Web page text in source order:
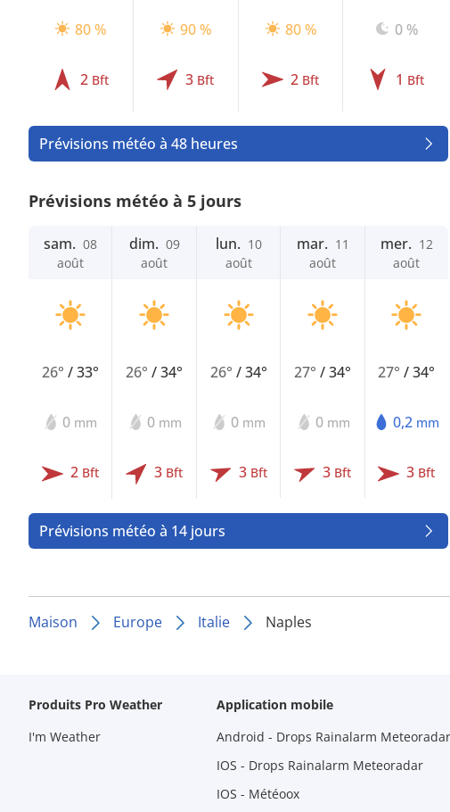
80 %
2 Bft
90 %
3 Bft
80 %
2 Bft
0 %
1 Bft
Prévisions météo à 48 heures
Prévisions météo à 5 jours
sam. 08
août
26° /33°
0 mm
2 Bft
dim. 09
août
26°/34°
0 mm
3 Bft
lun. 10
août
26° /34°
0 mm
3 Bft
mar. 11
août
27°/34°
0 mm
3 Bft
mer. 12
août
27°/34°
0,2 mm
3 Bft
Prévisions météo à 14 jours
Maison Europe Italie Naples
Produits Pro Weather
I'm Weather
Application mobile
Android - Drops Rainalarm Meteoradar
IOS - Drops Rainalarm Meteoradar
IOS - Météoox